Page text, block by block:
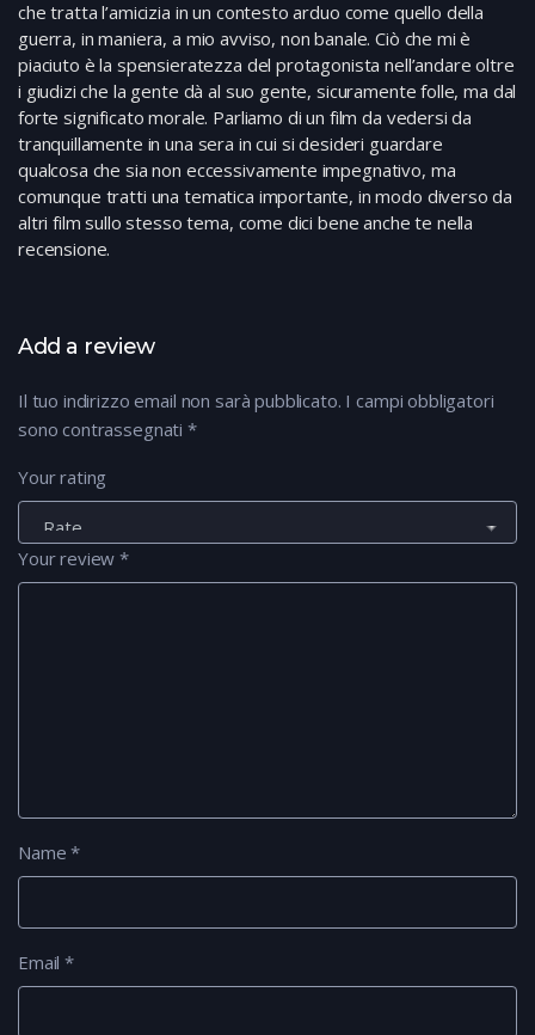
Add a review
Il tuo indirizzo email non sarà pubblicato. I campi obbligatori
sono contrassegnati *
Your rating
Your review*
Name*
Email*
che tratta l’amicizia in un contesto arduo come quello della
guerra, in maniera, a mio avviso, non banale. Ciò che mi è
piaciuto è la spensieratezza del protagonista nell’andare oltre
i giudizi che la gente dà al suo gente, sicuramente folle, ma dal
forte significato morale. Parliamo di un film da vedersi da
tranquillamente in una sera in cui si desideri guardare
qualcosa che sia non eccessivamente impegnativo, ma
comunque tratti una tematica importante, in modo diverso da
altri film sullo stesso tema, come dici bene anche te nella
recensione.